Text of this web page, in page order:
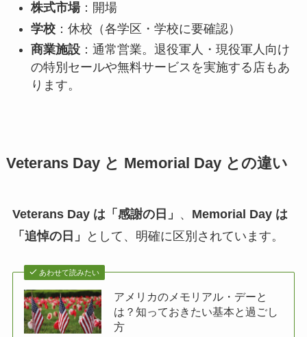
株式市場：開場
学校：休校（各学区・学校に要確認）
商業施設：通常営業。退役軍人・現役軍人向け
の特別セールや無料サービスを実施する店もあ
ります。
Veterans Day と Memorial Day との違い
Veterans Day は「感謝の日」 、 Memorial Day は
「追悼の日」
として、明確に区別されています。
あわせて読みたい
アメリカのメモリアル・デーと
は？知っておきたい基本と過ごし
方